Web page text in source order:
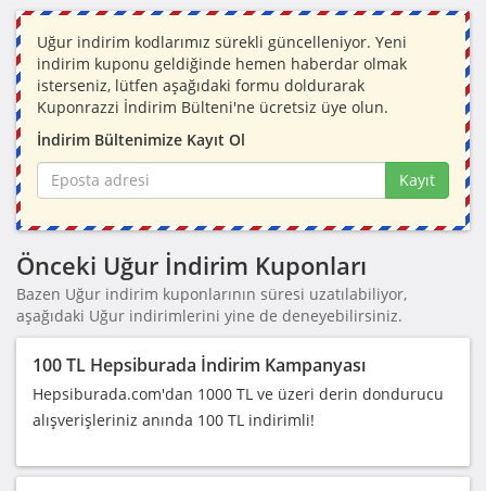
Uğur indirim kodlarımız sürekli güncelleniyor. Yeni
indirim kuponu geldiğinde hemen haberdar olmak
isterseniz, lütfen aşağıdaki formu doldurarak
Kuponrazzi İndirim Bülteni'ne ücretsiz üye olun.
İndirim Bültenimize Kayıt Ol
Kayıt
Önceki Uğur İndirim Kuponları
Bazen Uğur indirim kuponlarının süresi uzatılabiliyor,
aşağıdaki Uğur indirimlerini yine de deneyebilirsiniz.
100 TL Hepsiburada İndirim Kampanyası
Hepsiburada.com'dan 1000 TL ve üzeri derin dondurucu
alışverişleriniz anında 100 TL indirimli!